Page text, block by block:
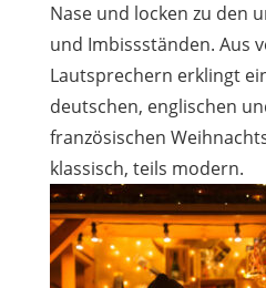
Nase und locken zu den
und Imbissständen. Aus
Lautsprechern erklingt
deutschen, englischen
französischen
klassisch, teils modern.